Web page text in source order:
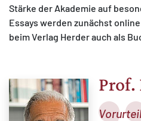
Stärke der Akademie auf
Essays werden zunächst
beim Verlag Herder auch als